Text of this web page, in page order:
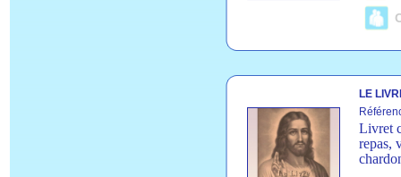
LE
Livret
repas,